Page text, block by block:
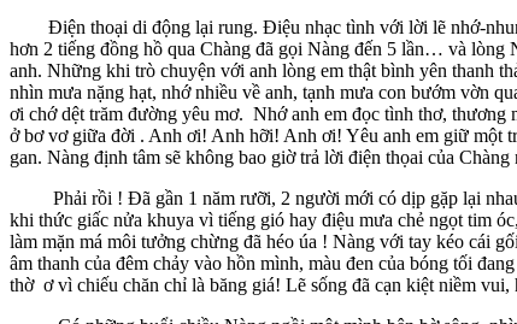
Điện thoại di động lại rung. Điệu nhạc tình với lời lẽ nhớ-
hơn 2 tiếng đồng hồ qua Chàng đã gọi Nàng đến 5 lần… và lòng
anh. Những khi trò chuyện với anh lòng em thật bình yên thanh
nhìn mưa nặng hạt, nhớ nhiều về anh, tạnh mưa con bướm vờn
ơi chớ dệt trăm đường yêu mơ. Nhớ anh em đọc tình thơ, thương
ở bơ vơ giữa đời . Anh ơi! Anh hỡi! Anh ơi! Yêu anh em giữ một
gan. Nàng định tâm sẽ không bao giờ trả lời điện thọai của
Phải rồi ! Đã gần 1 năm rưỡi, 2 người mới có dịp gặp lại nhau.
khi thức giấc nửa khuya vì tiếng gió hay điệu mưa chẻ ngọt tim
làm mặn má môi tưởng chừng đã héo úa ! Nàng với tay kéo cái
âm thanh của đêm chảy vào hồn mình, màu đen của bóng tối
thờ ơ vì chiếu chăn chỉ là băng giá! Lẽ sống đã cạn kiệt niềm vui,